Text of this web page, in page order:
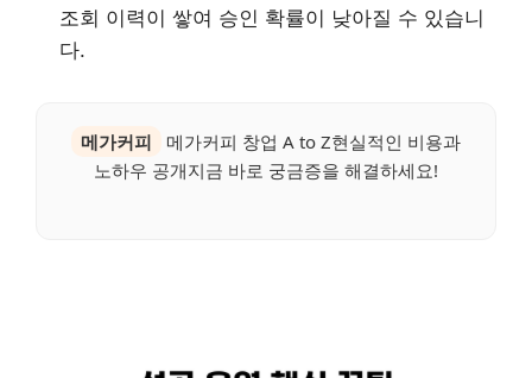
조회 이력이 쌓여 승인 확률이 낮아질 수 있습니
다.
메가커피
메가커피 창업 A to Z현실적인 비용과
노하우 공개지금 바로 궁금증을 해결하세요!